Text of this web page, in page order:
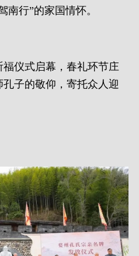
南行”的家国情怀。
仪式启幕，春礼环节庄
子的敬仰，寄托众人迎